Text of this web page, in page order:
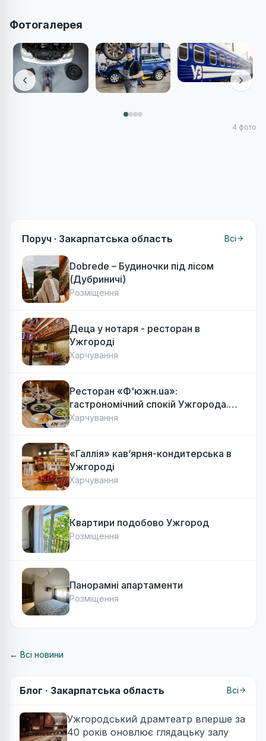
Фотогалерея
4 фото
Поруч · Закарпатська область Всі
Dobrede – Будиночки під лісом
(Дубриничі)
Розміщення
Деца у нотаря - ресторан в
Ужгороді
Харчування
Ресторан «Ф'южн.ua»:
гастрономічний спокій Ужгорода.
Авторська локальна кухня, затишок
Харчування
«Галлія» кав’ярня-кондитерська в
Ужгороді
Харчування
Квартири подобово Ужгород
Розміщення
Панорамні апартаменти
Розміщення
← Всі новини
Блог · Закарпатська область Всі
Ужгородський драмтеатр вперше за
40 років оновлює глядацьку залу